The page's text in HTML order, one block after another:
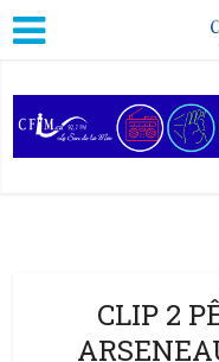
CLIP 2